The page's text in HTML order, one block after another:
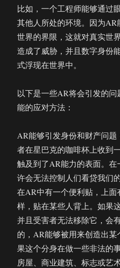
比如，一个工程师能够通过
其他人所处的环境。因为
世界的界限，这就对真实世
造成了威胁，并且数字身份
式浮现在世界中。
以下是一些AR将会引发的
能的应对方法：
AR能够引发身份和财产问
者在星巴克的咖啡杯上收到
触及到了AR能力的表面。
许会无法控制人们看贷我们
在AR中有一个便利贴，上
样，贴在某些人背上。如果
并且受害者无法移除它，会
的，AR能够被用来创造出
果这个分身在做一些非法的
房屋、商业建筑、标志或艺